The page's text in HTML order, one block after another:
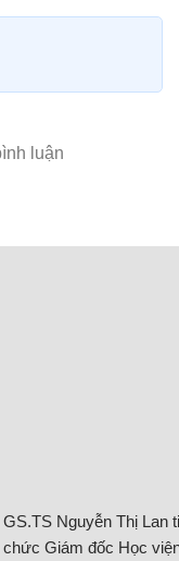
GS.TS Nguyễn Thị Lan
chức Giám đốc Học